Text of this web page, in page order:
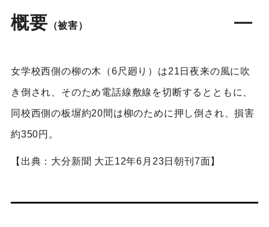
概要 （被害）
女学校西側の柳の木（6尺廻り）は21日夜来の風に吹
き倒され、そのため電話線敷線を切断するとともに、
同校西側の板塀約20間は柳のために押し倒され、損害
約350円。
【出典：大分新聞 大正12年6月23日朝刊7面】